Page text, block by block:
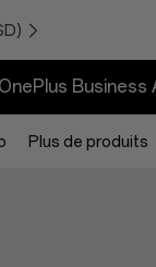
Plus de produits